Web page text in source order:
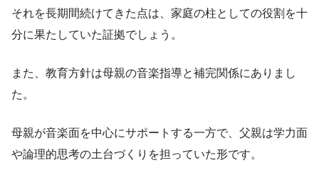
それを長期間続けてきた点は、家庭の柱としての役割を十
分に果たしていた証拠でしょう。
また、教育方針は母親の音楽指導と補完関係にありまし
た。
母親が音楽面を中心にサポートする一方で、父親は学力面
や論理的思考の土台づくりを担っていた形です。